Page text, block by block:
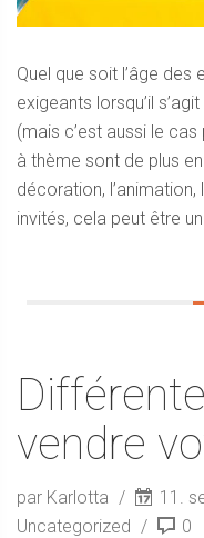
Quel que soit l’âge des
exigeants lorsqu’il
(mais c’est aussi le
à thème sont de plus
décoration,
invités, cela peut être
vendre
par Karlotta
11.
Uncategorized
0